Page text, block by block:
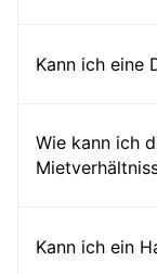
Kann ich eine
Wie kann ich
Kann ich ein